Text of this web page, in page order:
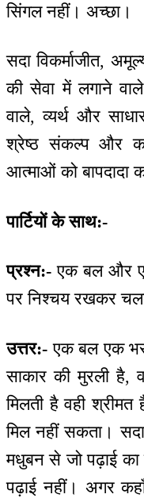
सिंगल नहीं। अच्छा।
सदा विकर्माजीत,
की सेवा में लगाने
वाले, व्यर्थ और
श्रेष्ठ संकल्प और
आत्माओं को बापदादा
पार्टियों के साथ:-
प्रश्न:- एक बल और
पर निश्चय रखकर
उत्तर:- एक बल एक
साकार की मुरली है,
मिलती है वही
मिल नहीं सकता।
मधुबन से जो पढ़ाई का
पढ़ाई नहीं। अगर